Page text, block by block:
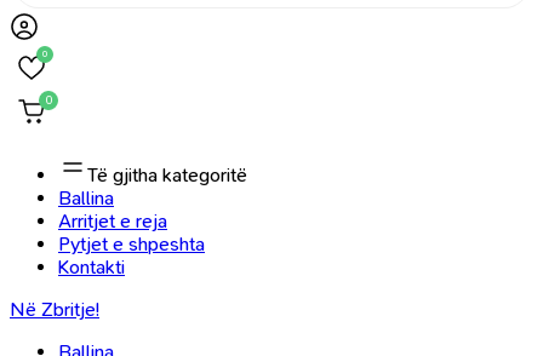
0
0
Të gjitha kategoritë
Ballina
Arritjet e reja
Pytjet e shpeshta
Kontakti
Në Zbritje!